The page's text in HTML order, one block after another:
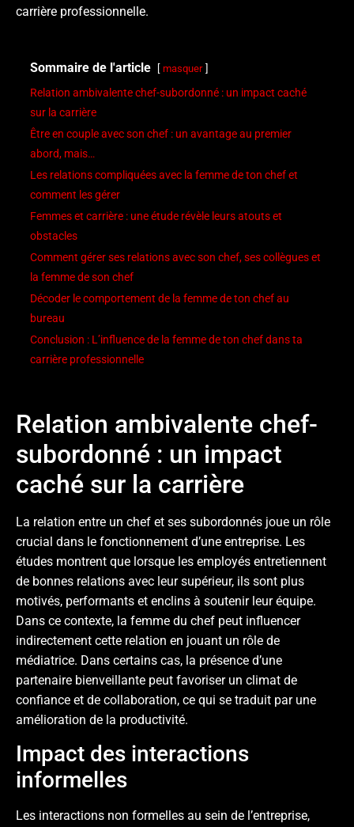
carrière professionnelle.
Sommaire de l'article masquer
Relation ambivalente chef-subordonné : un impact caché
sur la carrière
Être en couple avec son chef : un avantage au premier
abord, mais…
Les relations compliquées avec la femme de ton chef et
comment les gérer
Femmes et carrière : une étude révèle leurs atouts et
obstacles
Comment gérer ses relations avec son chef, ses collègues et
la femme de son chef
Décoder le comportement de la femme de ton chef au
bureau
Conclusion : L’influence de la femme de ton chef dans ta
carrière professionnelle
Relation ambivalente chef-
subordonné : un impact
caché sur la carrière
La relation entre un chef et ses subordonnés joue un rôle
crucial dans le fonctionnement d’une entreprise. Les
études montrent que lorsque les employés entretiennent
de bonnes relations avec leur supérieur, ils sont plus
motivés, performants et enclins à soutenir leur équipe.
Dans ce contexte, la femme du chef peut influencer
indirectement cette relation en jouant un rôle de
médiatrice. Dans certains cas, la présence d’une
partenaire bienveillante peut favoriser un climat de
confiance et de collaboration, ce qui se traduit par une
amélioration de la productivité.
Impact des interactions
informelles
Les interactions non formelles au sein de l’entreprise,